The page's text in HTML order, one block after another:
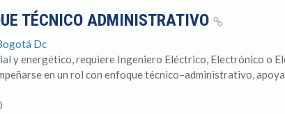
TÉCNICO ADMINISTRATIVO
Dc
y energético, requiere Ingeniero Eléctrico, Electrónico o
en un rol con enfoque técnico–administrativo,